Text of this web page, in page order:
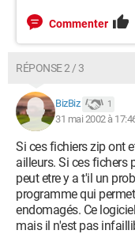
Commenter
RÉPONSE 2 / 3
BizBiz 1
31 mai 2002 à
Si ces fichiers zip ont
ailleurs. Si ces fichers
peut etre y a t'il un
programme qui
endomagés. Ce
mais il n'est pas